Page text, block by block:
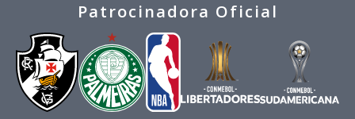
Patrocinadora Oficial